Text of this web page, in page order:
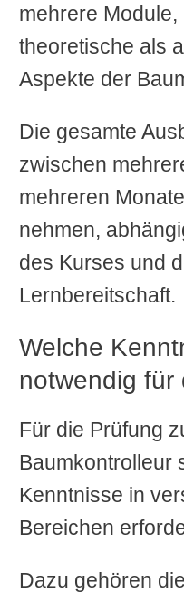
mehrere Module,
theoretische als
Aspekte der
Die gesamte
zwischen
mehreren
nehmen,
des Kurses und
Lernbereitschaft.
Welche
notwendig für
Für die Prüfung
Baumkontrolleur
Kenntnisse in
Bereichen
Dazu gehören